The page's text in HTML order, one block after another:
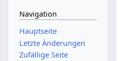
Navigation
Hauptseite
Letzte Änderungen
Zufällige Seite